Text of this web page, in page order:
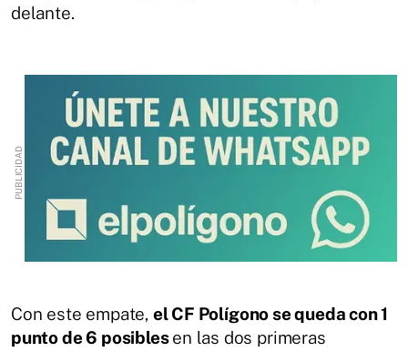
delante.
Con este empate, el CF Polígono se queda con 1
punto de 6 posiblesen las dos primeras